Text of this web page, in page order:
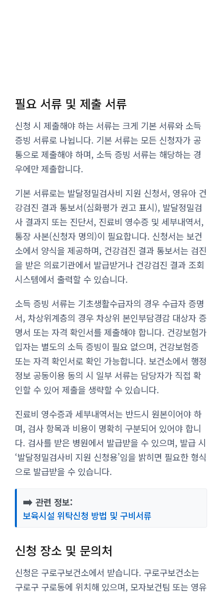
필요 서류 및 제출 서류
신청 시 제출해야 하는 서류는 크게 기본 서류와 소득
증빙 서류로 나뉩니다. 기본 서류는 모든 신청자가 공
통으로 제출해야 하며, 소득 증빙 서류는 해당하는 경
우에만 제출합니다.
기본 서류로는 발달정밀검사비 지원 신청서, 영유아 건
강검진 결과 통보서(심화평가 권고 표시), 발달정밀검
사 결과지 또는 진단서, 진료비 영수증 및 세부내역서,
통장 사본(신청자 명의)이 필요합니다. 신청서는 보건
소에서 양식을 제공하며, 건강검진 결과 통보서는 검진
을 받은 의료기관에서 발급받거나 건강검진 결과 조회
시스템에서 출력할 수 있습니다.
소득 증빙 서류는 기초생활수급자의 경우 수급자 증명
서, 차상위계층의 경우 차상위 본인부담경감 대상자 증
명서 또는 자격 확인서를 제출해야 합니다. 건강보험가
입자는 별도의 소득 증빙이 필요 없으며, 건강보험증
또는 자격 확인서로 확인 가능합니다. 보건소에서 행정
정보 공동이용 동의 시 일부 서류는 담당자가 직접 확
인할 수 있어 제출을 생략할 수 있습니다.
진료비 영수증과 세부내역서는 반드시 원본이어야 하
며, 검사 항목과 비용이 명확히 구분되어 있어야 합니
다. 검사를 받은 병원에서 발급받을 수 있으며, 발급 시
‘발달정밀검사비 지원 신청용’임을 밝히면 필요한 형식
으로 발급받을 수 있습니다.
➡️ 관련 정보:
보육시설 위탁신청 방법 및 구비서류
신청 장소 및 문의처
신청은 구로구보건소에서 받습니다. 구로구보건소는
구로구 구로동에 위치해 있으며, 모자보건팀 또는 영유